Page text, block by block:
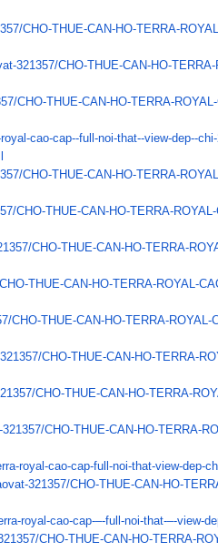
CHO-THUE-CAN-HO-TERRA-
321357/CHO-THUE-CAN-HO-TERRA-
CHO-THUE-CAN-HO-TERRA-
cao-cap--full-noi-that--view-dep--
CHO-THUE-CAN-HO-TERRA-
CHO-THUE-CAN-HO-TERRA-
CHO-THUE-CAN-HO-TERRA-
THUE-CAN-HO-TERRA-ROYAL-
CHO-THUE-CAN-HO-TERRA-ROYAL-
CHO-THUE-CAN-HO-TERRA-
CHO-THUE-CAN-HO-TERRA-
CHO-THUE-CAN-HO-TERRA-
royal-cao-cap-full-noi-that-view-dep-
321357/CHO-THUE-CAN-HO-
royal-cao-cap-–-full-noi-that-–-view-
CHO-THUE-CAN-HO-TERRA-